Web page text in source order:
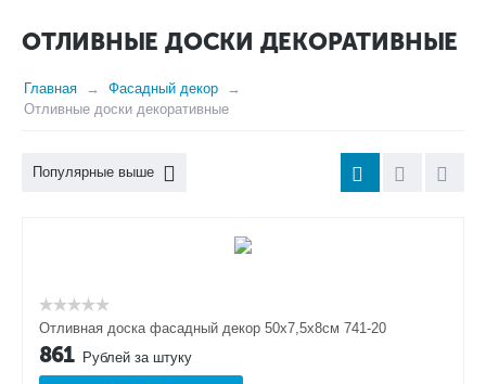
ОТЛИВНЫЕ ДОСКИ ДЕКОРАТИВНЫЕ
Главная
Фасадный декор
Отливные доски декоративные
Популярные выше
Отливная доска фасадный декор 50х7,5х8см 741-20
861 Рублей за штуку